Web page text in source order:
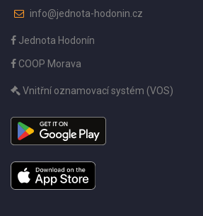
info@jednota-hodonin.cz
Jednota Hodonín
COOP Morava
Vnitřní oznamovací systém (VOS)